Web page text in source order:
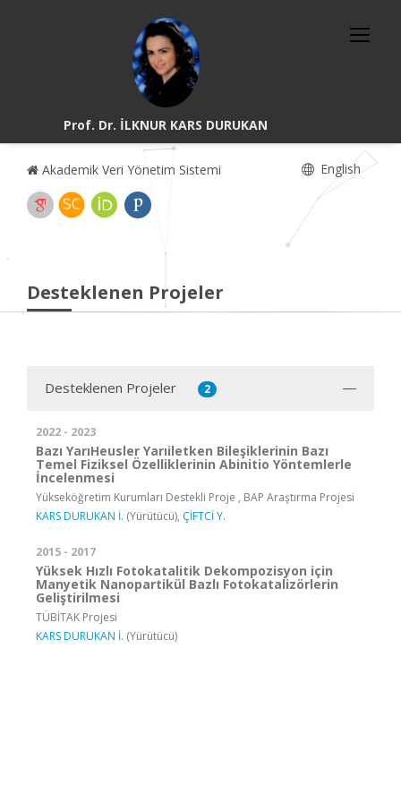
Prof. Dr. İLKNUR KARS DURUKAN
Akademik Veri Yönetim Sistemi English
Desteklenen Projeler
Desteklenen Projeler 2
2022 - 2023
Bazı YarıHeusler Yarıiletken Bileşiklerinin Bazı
Temel Fiziksel Özelliklerinin Abinitio Yöntemlerle
İncelenmesi
Yükseköğretim Kurumları Destekli Proje , BAP Araştırma Projesi
KARS DURUKAN İ. (Yürütücü), ÇİFTCİ Y.
2015 - 2017
Yüksek Hızlı Fotokatalitik Dekompozisyon için
Manyetik Nanopartikül Bazlı Fotokatalizörlerin
Geliştirilmesi
TÜBİTAK Projesi
KARS DURUKAN İ. (Yürütücü)